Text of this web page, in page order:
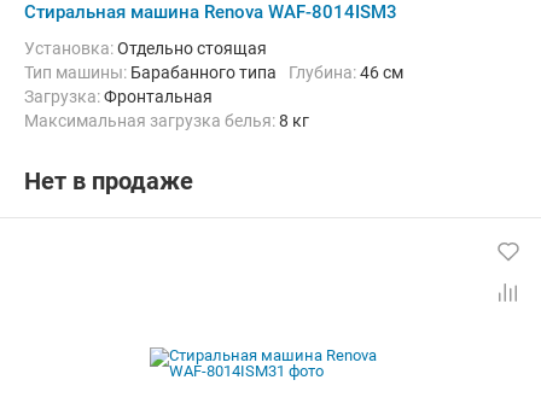
Стиральная машина Renova WAF-8014ISM3
Установка:Отдельно стоящая
Тип машины: Барабанного типа Глубина:46 см
загрузка:Фронтальная
Максимальная загрузка белья:8 кг
Дополнительные функции:
Безопасность:Защита от детей, Защита от протечек
Ширина:59.5 см
Нет в продаже